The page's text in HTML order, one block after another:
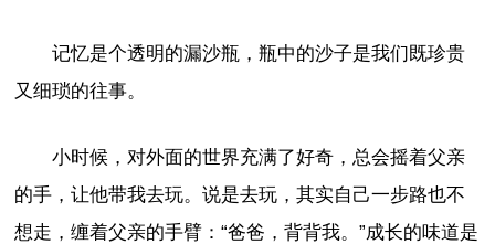
记忆是个透明的漏沙瓶，瓶中的沙子是我们既珍贵
又细琐的往事。
小时候，对外面的世界充满了好奇，总会摇着父亲
的手，让他带我去玩。说是去玩，其实自己一步路也不
想走，缠着父亲的手臂：“爸爸，背背我。”成长的味道是